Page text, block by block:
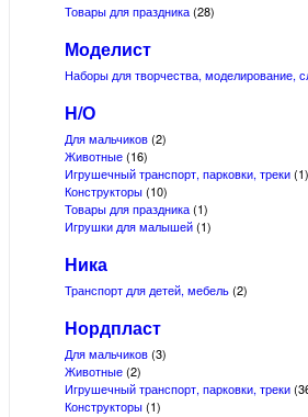
Товары для праздника(28)
Моделист
Наборы для творчества, моделирование,
Н/О
Для мальчиков(2)
Животные(16)
Игрушечный транспорт, парковки, треки(1)
Конструкторы(10)
Товары для праздника(1)
Игрушки для малышей(1)
Ника
Транспорт для детей, мебель(2)
Нордпласт
Для мальчиков(3)
Животные(2)
Игрушечный транспорт, парковки, треки
Конструкторы(1)